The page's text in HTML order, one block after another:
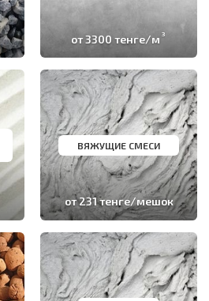
от 3300 тенге/м 3
ВЯЖУЩИЕ СМЕСИ
от 231 тенге/мешок